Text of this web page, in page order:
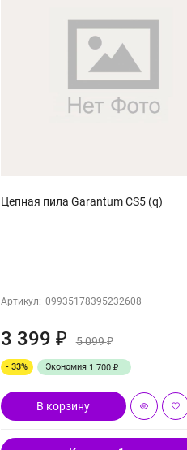
Цепная пила Garantum CS5 (q)
Артикул: 09935178395232608
3 399 ₽ 5 099₽
- 33% Экономия 1 700 ₽
В корзину